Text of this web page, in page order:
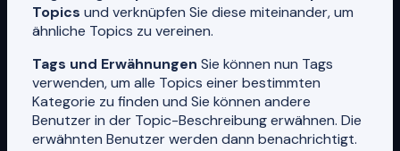
Topics und verknüpfen Sie diese miteinander, um
ähnliche Topics zu vereinen.
Tags und Erwähnungen Sie können nun Tags
verwenden, um alle Topics einer bestimmten
Kategorie zu finden und Sie können andere
Benutzer in der Topic-Beschreibung erwähnen. Die
erwähnten Benutzer werden dann benachrichtigt.